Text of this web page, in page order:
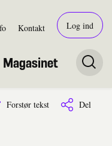
Kontakt Log ind
Magasinet
Forstør tekst Del